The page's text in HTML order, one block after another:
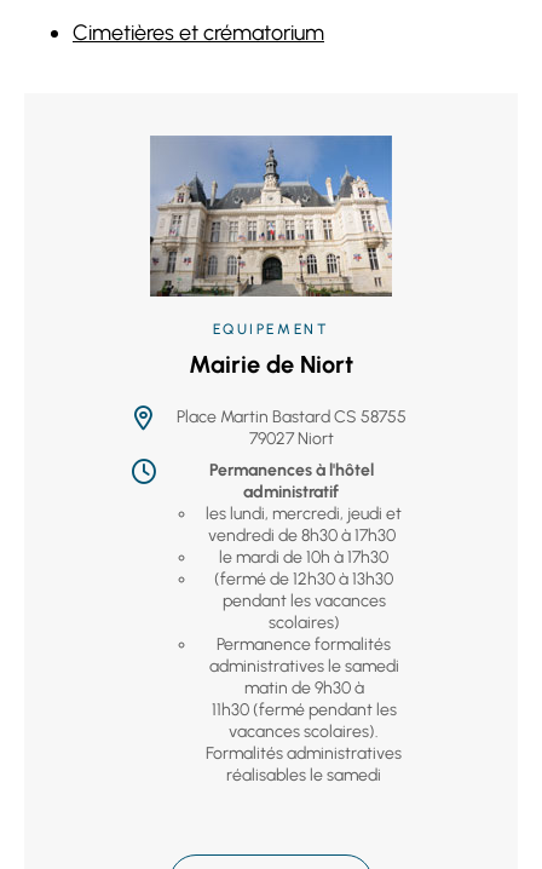
Cimetières et crématorium
EQUIPEMENT
Mairie de Niort
Place Martin Bastard CS 58755
79027 Niort
Permanences à l'hôtel
administratif
les lundi, mercredi, jeudi et
vendredi de 8h30 à 17h30
le mardi de 10h à 17h30
(fermé de 12h30 à 13h30
pendant les vacances
scolaires)
Permanence formalités
administratives le samedi
matin de 9h30 à
11h30 (fermé pendant les
vacances scolaires).
Formalités administratives
réalisables le samedi